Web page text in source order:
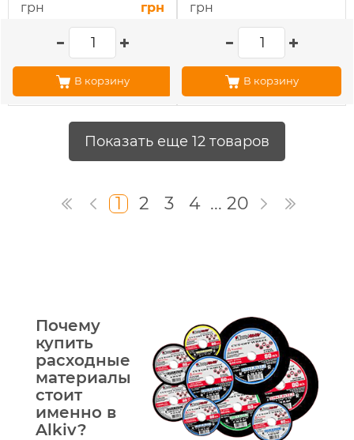
грн грн
В корзину
грн
В корзину
Показать еще 12 товаров
1 2 3 4 ... 20
Почему
купить
расходные
материалы
стоит
именно в
Alkiv?